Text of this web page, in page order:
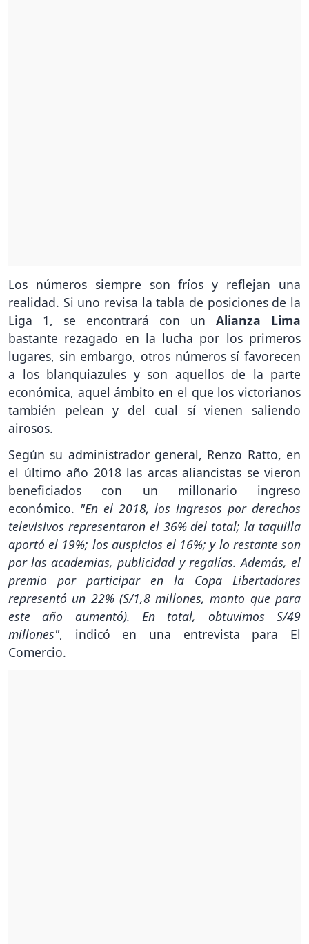
Los números siempre son fríos y reflejan una
realidad. Si uno revisa la tabla de posiciones de la
Liga 1, se encontrará con un Alianza Lima
bastante rezagado en la lucha por los primeros
lugares, sin embargo, otros números sí favorecen
a los blanquiazules y son aquellos de la parte
económica, aquel ámbito en el que los victorianos
también pelean y del cual sí vienen saliendo
airosos.
Según su administrador general, Renzo Ratto, en
el último año 2018 las arcas aliancistas se vieron
beneficiados con un millonario ingreso
económico. "En el 2018, los ingresos por derechos
televisivos representaron el 36% del total; la taquilla
aportó el 19%; los auspicios el 16%; y lo restante son
por las academias, publicidad y regalías. Además, el
premio por participar en la Copa Libertadores
representó un 22% (S/1,8 millones, monto que para
este año aumentó). En total, obtuvimos S/49
millones", indicó en una entrevista para El
Comercio.